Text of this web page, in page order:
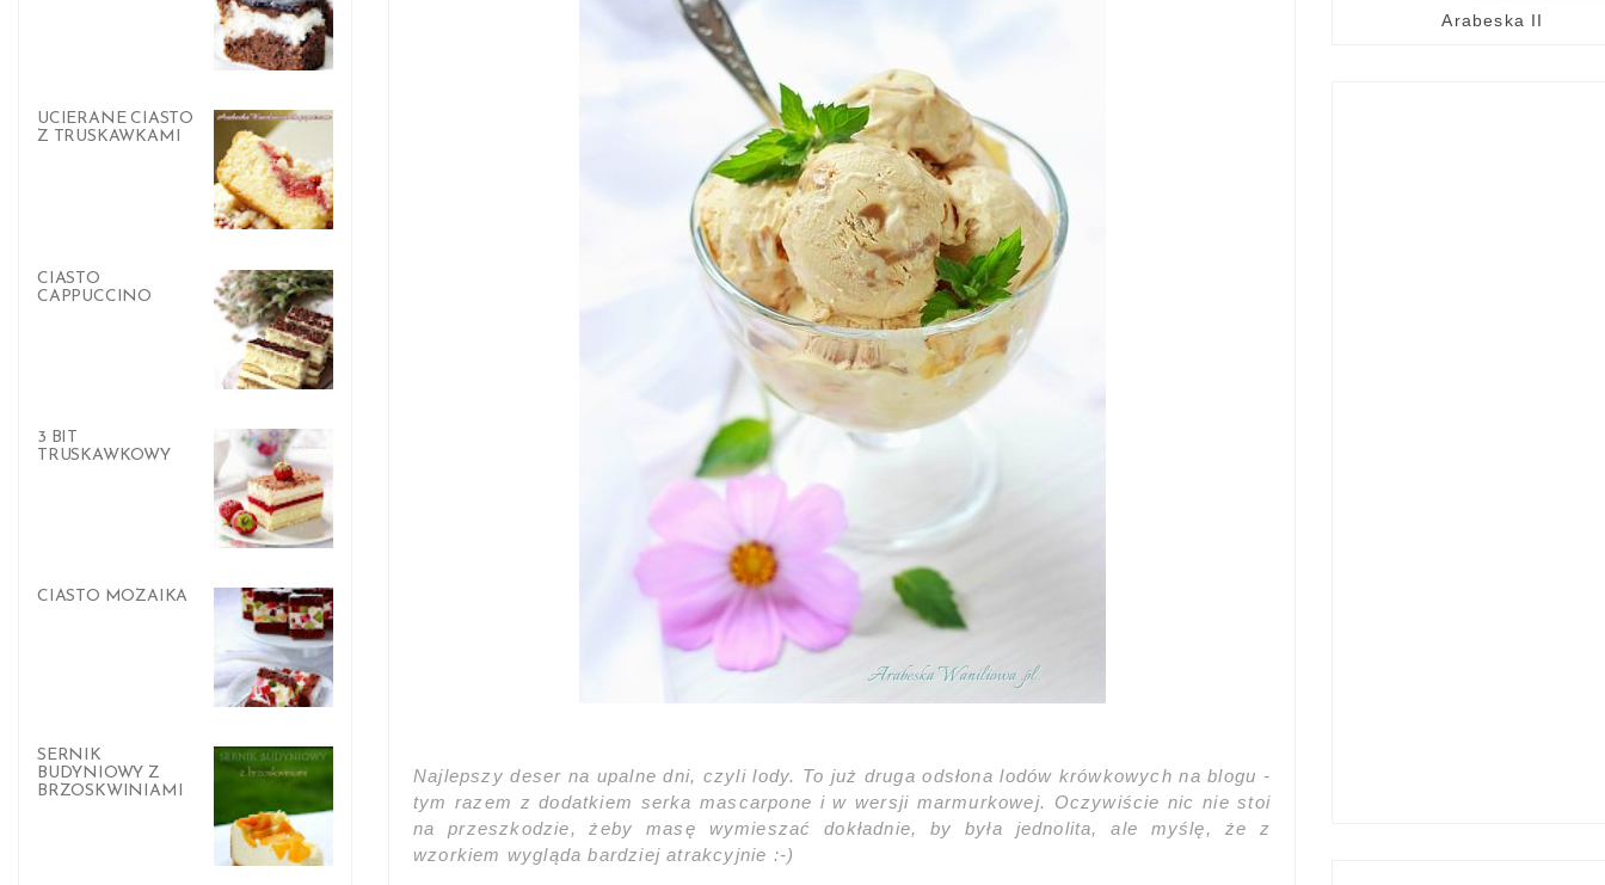
Najlepszy deser na upalne dni, czyli lody. To już druga odsłona lodów krówkowych na blogu -
tym razem z dodatkiem serka mascarpone i w wersji marmurkowej. Oczywiście nic nie stoi
na przeszkodzie, żeby masę wymieszać dokładnie, by była jednolita, ale myślę, że z
wzorkiem wygląda bardziej atrakcyjnie :-)
UCIERANE CIASTO
Z TRUSKAWKAMI
CIASTO
CAPPUCCINO
3 BIT
TRUSKAWKOWY
CIASTO MOZAIKA
SERNIK
BUDYNIOWY Z
BRZOSKWINIAMI
Arabeska II